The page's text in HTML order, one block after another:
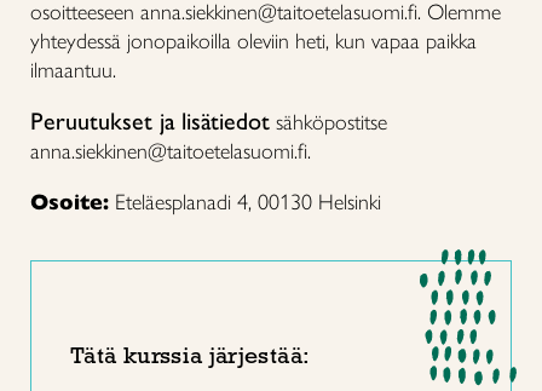
osoitteeseen anna.siekkinen@taitoetelasuomi.fi. Olemme
yhteydessä jonopaikoilla oleviin heti, kun vapaa paikka
ilmaantuu.
Peruutukset ja lisätiedot sähköpostitse
anna.siekkinen@taitoetelasuomi.fi.
Osoite: Eteläesplanadi 4, 00130 Helsinki
Tätä kurssia järjestää: